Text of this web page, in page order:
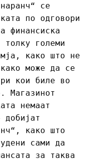
се
по одговори
финансиска
толку големи
како што не
може да се
кои биле во
Магазинот
немаат
како што
сами да
за таква